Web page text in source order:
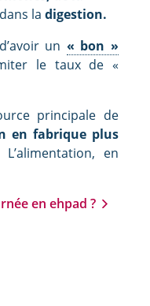
la digestion.
un « bon »
le taux de «
principale de
en fabrique plus
L’alimentation, en
en ehpad ?